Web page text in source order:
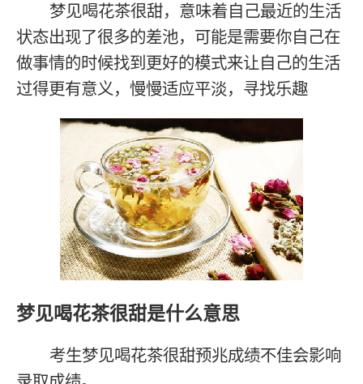
梦见喝花茶很甜，意味着自己最近的生活
状态出现了很多的差池，可能是需要你自己在
做事情的时候找到更好的模式来让自己的生活
过得更有意义，慢慢适应平淡，寻找乐趣
梦见喝花茶很甜是什么意思
考生梦见喝花茶很甜预兆成绩不佳会影响